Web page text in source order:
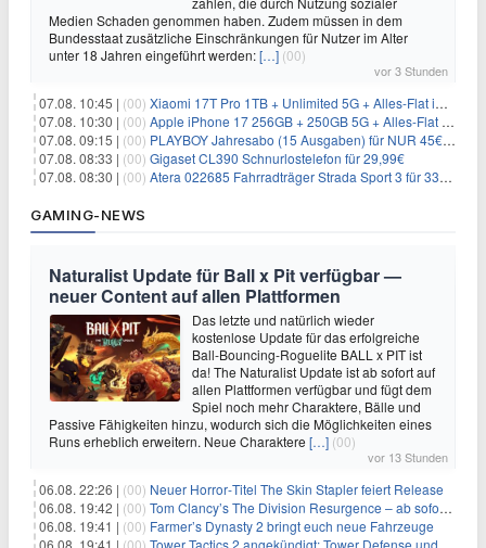
Medien Schaden genommen haben. Zudem müssen in dem
Bundesstaat zusätzliche Einschränkungen für Nutzer im Alter
unter 18 Jahren eingeführt werden:[…] (00)
vor 3 Stunden
07.08. 10:45 | (00) Xiaomi 17T Pro 1TB + Unlimited 5G + Alles-Flat im o2 Netz für 29,99€/Monat – eff. 1,15€/Monat
07.08. 10:30 | (00) Apple iPhone 17 256GB + 250GB 5G + Alles-Flat im Telekom-Netz für 34€/Monat – eff. 6,29€/Monat
07.08. 09:15 | (00) PLAYBOY Jahresabo (15 Ausgaben) für NUR 45€ (statt 198€)
07.08. 08:33 | (00) Gigaset CL390 Schnurlostelefon für 29,99€
07.08. 08:30 | (00) Atera 022685 Fahrradträger Strada Sport 3 für 337,48€
GAMING-NEWS
Naturalist Update für Ball x Pit verfügbar —
neuer Content auf allen Plattformen
Das letzte und natürlich wieder
kostenlose Update für das erfolgreiche
Ball-Bouncing-Roguelite BALL x PIT ist
da! The Naturalist Update ist ab sofort auf
allen Plattformen verfügbar und fügt dem
Spiel noch mehr Charaktere, Bälle und
Passive Fähigkeiten hinzu, wodurch sich die Möglichkeiten eines
Runs erheblich erweitern. Neue Charaktere […] (00)
vor 13 Stunden
06.08. 22:26 | (00) Neuer Horror‑Titel The Skin Stapler feiert Release
06.08. 19:42 | (00) Tom Clancy’s The Division Resurgence – ab sofort für euch verfügbar
06.08. 19:41 | (00) Farmer’s Dynasty 2 bringt euch neue Fahrzeuge